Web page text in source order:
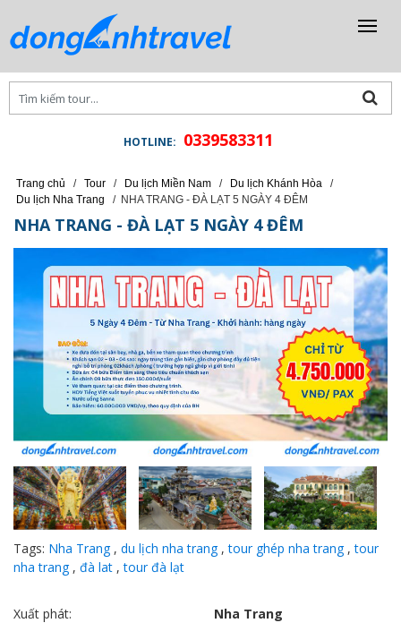
HOTLINE: 0339583311
Trang chủ / Tour / Du lịch Miền Nam / Du lịch Khánh Hòa
/
Du lịch Nha Trang
/ NHA TRANG - ĐÀ LẠT 5 NGÀY 4 ĐÊM
NHA TRANG - ĐÀ LẠT 5 NGÀY 4 ĐÊM
Tags: Nha Trang, du lịch nha trang,tour ghép nha trang,tour
nha trang, đà lat ,tour đà lạt
Xuất phát:
Nha Trang